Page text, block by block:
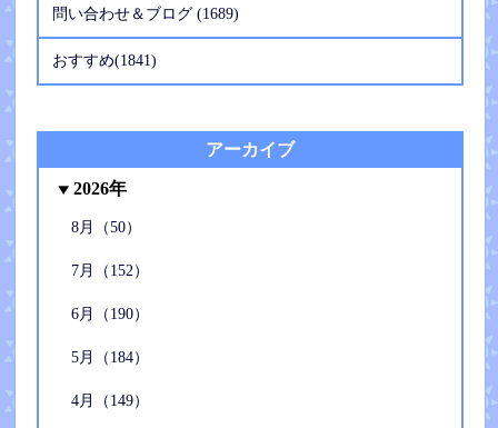
問い合わせ＆ブログ (1689)
おすすめ(1841)
アーカイブ
2026年
8月（50）
7月（152）
6月（190）
5月（184）
4月（149）